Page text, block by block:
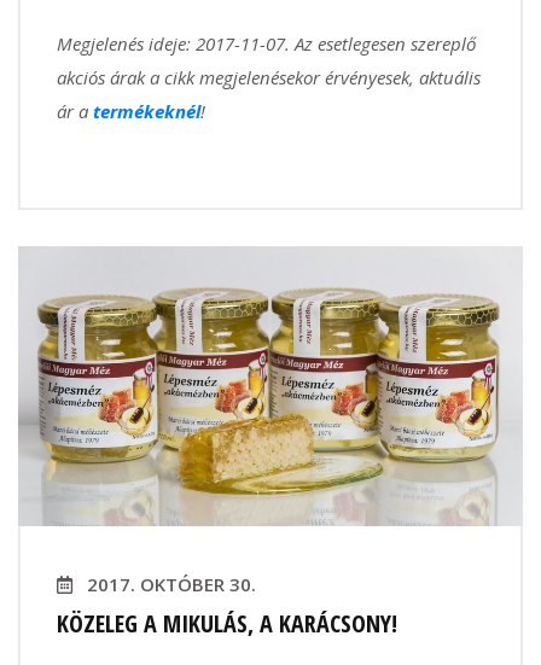
Megjelenés ideje: 2017-11-07. Az esetlegesen szereplő
akciós árak a cikk megjelenésekor érvényesek, aktuális
ár a termékeknél!
2017. OKTÓBER 30.
KÖZELEG A MIKULÁS, A KARÁCSONY!